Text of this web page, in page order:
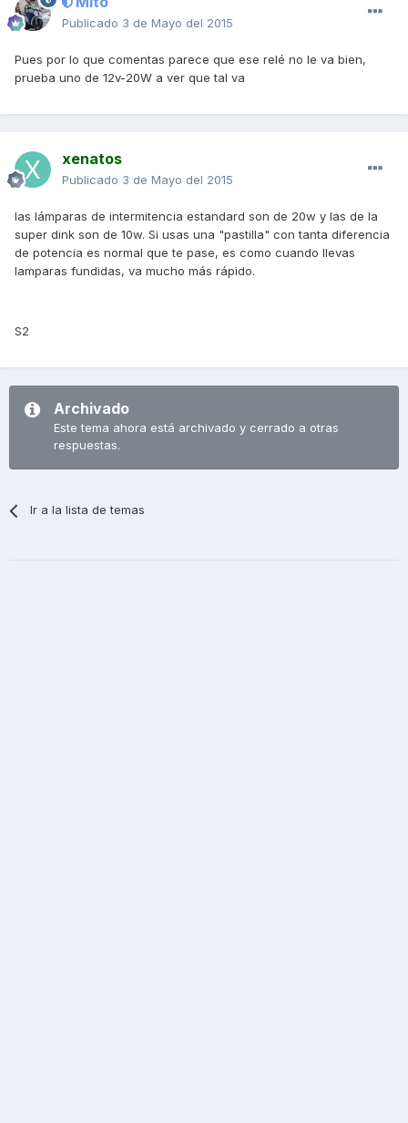
Publicado 3 de Mayo del 2015
Pues por lo que comentas parece que ese relé no le va bien,
prueba uno de 12v-20W a ver que tal va
xenatos
Publicado 3 de Mayo del 2015
las lámparas de intermitencia estandard son de 20w y las de la
super dink son de 10w. Si usas una "pastilla" con tanta diferencia
de potencia es normal que te pase, es como cuando llevas
lamparas fundidas, va mucho más rápido.
S2
Archivado
Este tema ahora está archivado y cerrado a otras
respuestas.
Ir a la lista de temas